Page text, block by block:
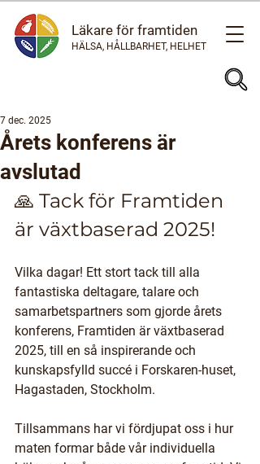
Läkare för framtiden
HÄLSA, HÅLLBARHET, HELHET
Årets konferens är
avslutad
7 dec. 2025
🙏 Tack för Framtiden
är växtbaserad 2025!
Vilka dagar! Ett stort tack till alla
fantastiska deltagare, talare och
samarbetspartners som gjorde årets
konferens, Framtiden är växtbaserad
2025, till en så inspirerande och
kunskapsfylld succé i Forskaren-huset,
Hagastaden, Stockholm.
Tillsammans har vi fördjupat oss i hur
maten formar både vår individuella